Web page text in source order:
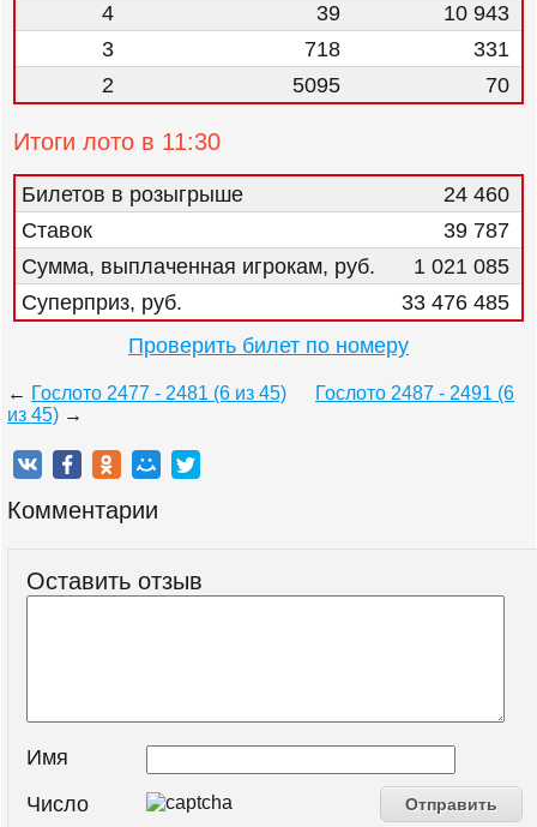
4
39
10 943
3
718
331
2
5095 70
Итоги лото в 11:30
Билетов в розыгрыше
24 460
Ставок
39 787
Сумма, выплаченная игрокам, руб.
1 021 085
Суперприз, руб.
33 476 485
Проверить билет по номеру
← Гослото 2477 - 2481 (6 из 45)
Гослото 2487 - 2491 (6
из 45) →
Комментарии
Оставить отзыв
Имя
Число